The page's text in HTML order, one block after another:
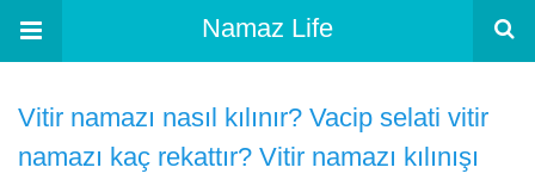
Namaz Life
Vitir namazı nasıl kılınır? Vacip selati vitir
namazı kaç rekattır? Vitir namazı kılınışı